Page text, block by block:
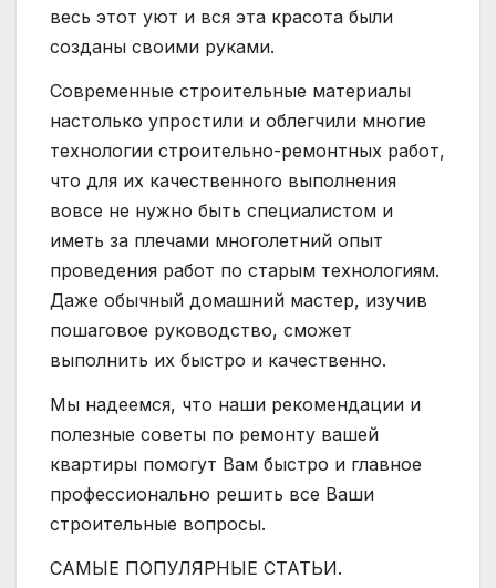
весь этот уют и вся эта красота были
созданы своими руками.
Современные строительные материалы
настолько упростили и облегчили многие
технологии строительно-ремонтных работ,
что для их качественного выполнения
вовсе не нужно быть специалистом и
иметь за плечами многолетний опыт
проведения работ по старым технологиям.
Даже обычный домашний мастер, изучив
пошаговое руководство, сможет
выполнить их быстро и качественно.
Мы надеемся, что наши рекомендации и
полезные советы по ремонту вашей
квартиры помогут Вам быстро и главное
профессионально решить все Ваши
строительные вопросы.
САМЫЕ ПОПУЛЯРНЫЕ СТАТЬИ.